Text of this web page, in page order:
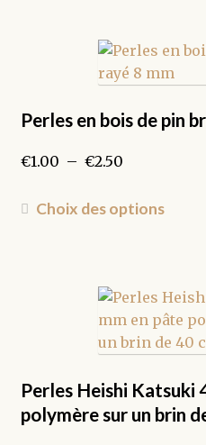
Perles en bois de pin
€1.00 – €2.50Plage
prix :
Choix des optionsCe
Les
être
Perles Heishi Katsuki
polymère sur un brin